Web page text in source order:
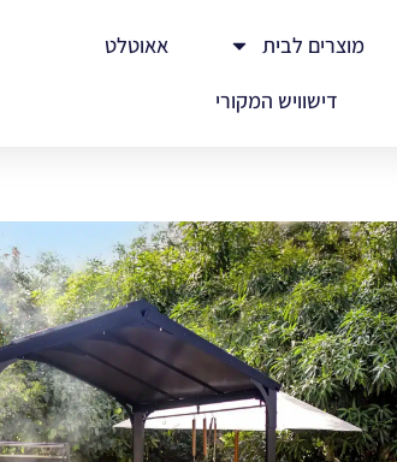
מוצרים לבית
אאוטלט
דישוויש המקורי